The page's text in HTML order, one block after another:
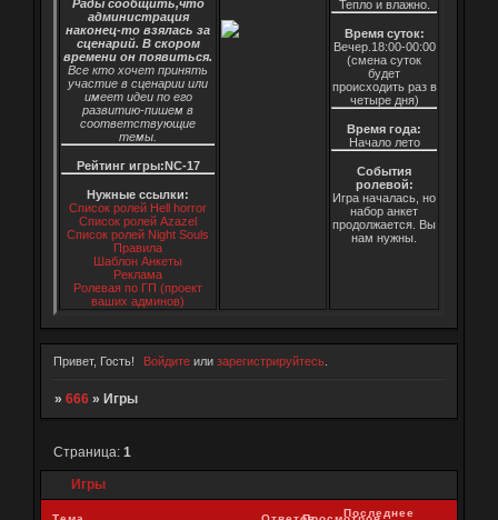
Рады сообщить,что
администрация
наконец-то взялась за
сценарий. В скором
времени он появиться.
Все кто хочет принять
участие в сценарии или
имеет идеи по его
развитию-пишем в
соответствующие
темы.
Рейтинг игры:NC-17
Нужные ссылки:
Список ролей Hell horror
Список ролей Azazel
Список ролей Night Souls
Правила
Шаблон Анкеты
Реклама
Ролевая по ГП (проект
ваших админов)
Тепло и влажно.
Время суток:
Вечер.18:00-00:00
(смена суток
будет
происходить раз в
четыре дня)
Время года:
Начало лето
События
ролевой:
Игра началась, но
набор анкет
продолжается. Вы
нам нужны.
Привет, Гость! Войдите илизарегистрируйтесь
» 666 » Игры
Игры
Страница: 1
Последнее